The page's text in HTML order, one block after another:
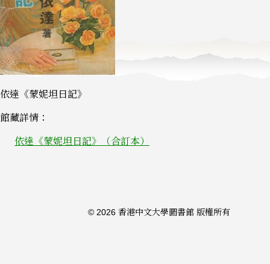
依達《蒙妮坦日記》
館藏詳情：
依達《蒙妮坦日記》（合訂本）
© 2026 香港中文大學圖書館 版權所有